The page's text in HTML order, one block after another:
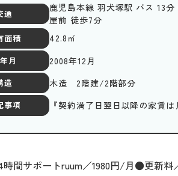
通
鹿児島本線 羽犬塚駅 バス 13
屋前 徒歩7分
面積 42.8 ㎡
月 2008年12月
造 木造 2階建/2階部分
事項 『契約満了日翌日以降の家賃は
ポートruum／1980円/月●更新料